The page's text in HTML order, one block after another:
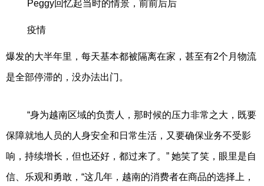
Peggy回忆起当时的情景，前前后后
疫情
爆发的大半年里，每天基本都被隔离在家，甚至有2个月物流
是全部停滞的，没办法出门。
“身为越南区域的负责人，那时候的压力非常之大，既要
保障就地人员的人身安全和日常生活，又要确保业务不受影
响，持续增长，但也还好，都过来了。” 她笑了笑，眼里是自
信、乐观和勇敢，“这几年，越南的消费者在商品的选择上，